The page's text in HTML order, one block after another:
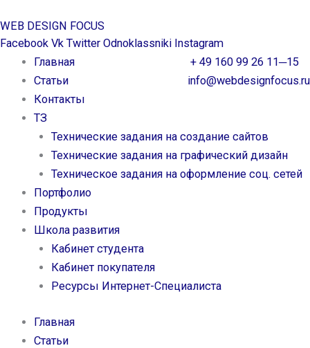
к
содержимому
WEB DESIGN FOCUS
Facebook Vk Twitter Odnoklassniki Instagram
+ 49 160 99 26 11─15
info@webdesignfocus.ru
Главная
Статьи
Контакты
ТЗ
Технические задания на создание сайтов
Технические задания на графический дизайн
Техническое задания на оформление соц. сетей
Портфолио
Продукты
Школа развития
Кабинет студента
Кабинет покупателя
Ресурсы Интернет-Специалиста
Главная
Статьи